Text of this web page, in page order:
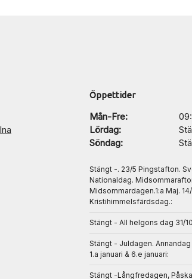
Öppettider
Mån-Fre:
Lördag:
Söndag:
Stängt -. 23/5 Pingstafton.
Nationaldag.
Midsommardagen.1:a Maj.
Kristihimmelsfärdsdag.:
Stängt - All helgons dag 31/
Stängt - Juldagen.
1.a januari & 6.e januari:
Stängt -Långfredagen,